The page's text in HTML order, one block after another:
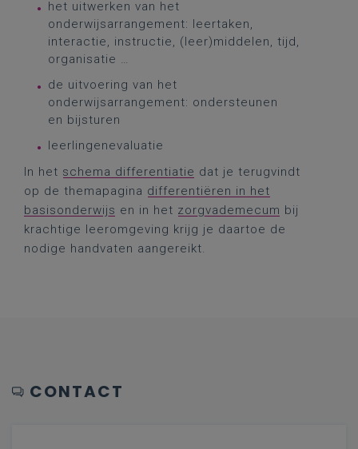
het uitwerken van het
onderwijsarrangement: leertaken,
interactie, instructie, (leer)middelen, tijd,
organisatie …
de uitvoering van het
onderwijsarrangement: ondersteunen
en bijsturen
leerlingenevaluatie
In het schema differentiatie dat je terugvindt
op de themapagina differentiëren in het
basisonderwijs en in het zorgvademecum bij
krachtige leeromgeving krijg je daartoe de
nodige handvaten aangereikt.
CONTACT